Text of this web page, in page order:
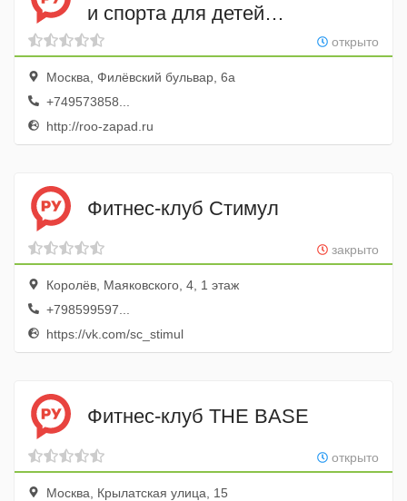
и спорта для детей
и молодежи Запад
открыто
Москва, Филёвский бульвар, 6а
+749573858...
http://roo-zapad.ru
Фитнес-клуб Стимул
закрыто
Королёв, Маяковского, 4, 1 этаж
+798599597...
https://vk.com/sc_stimul
Фитнес-клуб THE BASE
открыто
Москва, Крылатская улица, 15